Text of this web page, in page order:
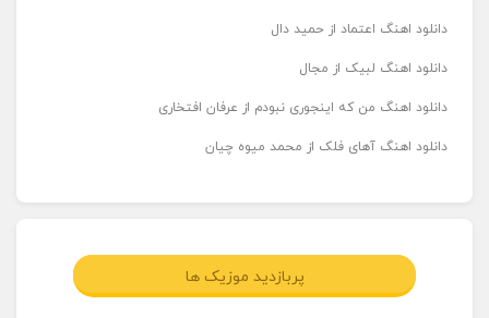
دانلود اهنگ اعتماد از حمید دال
دانلود اهنگ لبیک از مجال
دانلود اهنگ من که اینجوری نبودم از عرفان افتخاری
دانلود اهنگ آهای فلک از محمد میوه چیان
پربازدید موزیک ها